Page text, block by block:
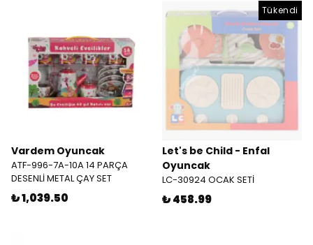
Vardem Oyuncak
ATF-996-7A-10A 14 PARÇA
DESENLİ METAL ÇAY SET
₺ 1,039.50
Tükendi
Let's be Child - Enfal
Oyuncak
LC-30924 OCAK SETİ
₺ 458.99